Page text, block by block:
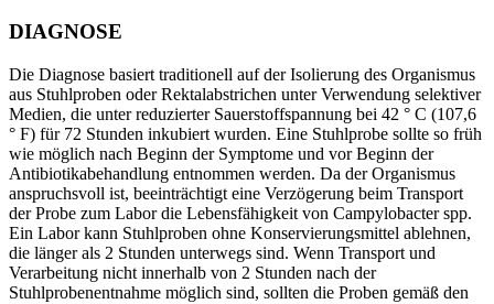
DIAGNOSE
Die Diagnose basiert traditionell auf der Isolierung des Organismus
aus Stuhlproben oder Rektalabstrichen unter Verwendung selektiver
Medien, die unter reduzierter Sauerstoffspannung bei 42 ° C (107,6
° F) für 72 Stunden inkubiert wurden. Eine Stuhlprobe sollte so früh
wie möglich nach Beginn der Symptome und vor Beginn der
Antibiotikabehandlung entnommen werden. Da der Organismus
anspruchsvoll ist, beeinträchtigt eine Verzögerung beim Transport
der Probe zum Labor die Lebensfähigkeit von Campylobacter spp.
Ein Labor kann Stuhlproben ohne Konservierungsmittel ablehnen,
die länger als 2 Stunden unterwegs sind. Wenn Transport und
Verarbeitung nicht innerhalb von 2 Stunden nach der
Stuhlprobenentnahme möglich sind, sollten die Proben gemäß den